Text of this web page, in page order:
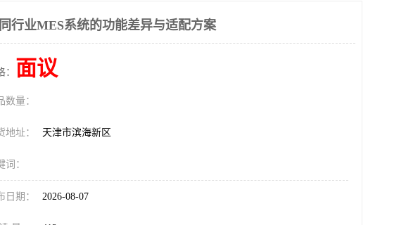
行业MES系统的功能差异与适配方案
： 面议
数量：
地址： 天津市滨海新区
词：
日期： 2026-08-07